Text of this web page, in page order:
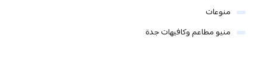
منوعات
منيو مطاعم وكافيهات جدة